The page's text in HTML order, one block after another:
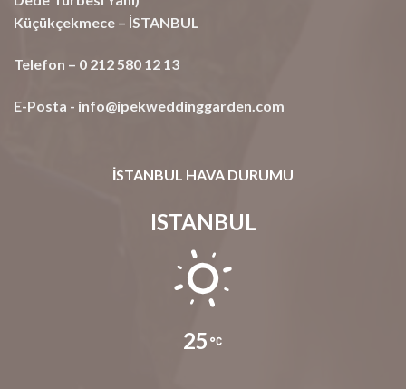
Küçükçekmece – İSTANBUL
Telefon – 0 212 580 12 13
E-Posta - info@ipekweddinggarden.com
İSTANBUL HAVA DURUMU
ISTANBUL
25